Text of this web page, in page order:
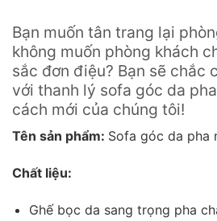
Bạn muốn tân trang lại
không muốn phòng khách
sắc đơn điệu? Bạn sẽ chắc
với thanh lý sofa góc da
cách mới của chúng tôi!
Tên sản phẩm: Sofa góc da pha
Chất liệu:
Ghế bọc da sang trọng pha